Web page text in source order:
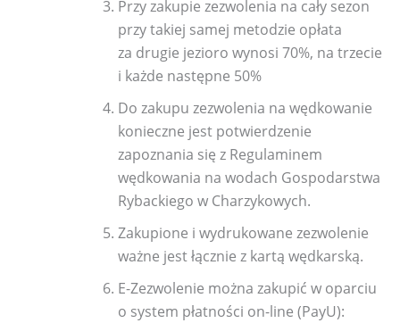
Przy zakupie zezwolenia na cały sezon
przy takiej samej metodzie opłata
za drugie jezioro wynosi 70%, na trzecie
i każde następne 50%
Do zakupu zezwolenia na wędkowanie
konieczne jest potwierdzenie
zapoznania się z Regulaminem
wędkowania na wodach Gospodarstwa
Rybackiego w Charzykowych.
Zakupione i wydrukowane zezwolenie
ważne jest łącznie z kartą wędkarską.
E-Zezwolenie można zakupić w oparciu
o system płatności on-line (PayU):